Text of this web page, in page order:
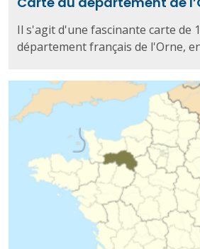
Il s'agit d'une fascinante carte de
département français de l'Orne,